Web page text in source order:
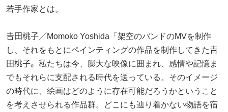
若手作家とは。
𠮷田桃子／Momoko Yoshida「架空のバンドのMVを制作
し、それをもとにペインティングの作品を制作してきた𠮷
田桃子。私たちは今、膨大な映像に囲まれ、感情や記憶ま
でもそれらに支配される時代を送っている。そのイメージ
の時代に、絵画はどのように存在可能だろうかということ
を考えさせられる作品群。どこにも辿り着かない物語を宿